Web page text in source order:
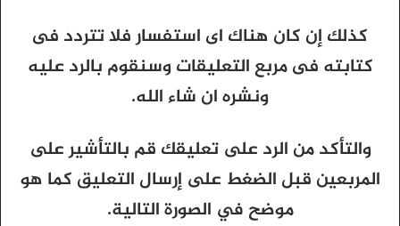
كذلك إن كان هناك اى استفسار فلا تتردد فى
كتابته فى مربع التعليقات وسنقوم بالرد عليه
ونشره ان شاء الله.
والتأكد من الرد على تعليقك قم بالتأشير على
المربعين قبل الضغط على إرسال التعليق كما هو
موضح في الصورة التالية.